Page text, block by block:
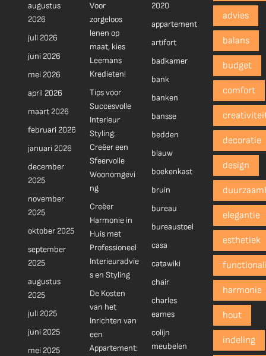
augustus
2026
juli 2026
juni 2026
mei 2026
april 2026
maart 2026
februari 2026
januari 2026
december
2025
november
2025
oktober 2025
september
2025
augustus
2025
juli 2025
juni 2025
mei 2025
Voor
zorgeloos
lenen op
maat, kies
Leemans
Kredieten!
Tips voor
Succesvolle
Interieur
Styling:
Creëer een
Sfeervolle
Woonomgevi
ng
Creëer
Harmonie in
Huis met
Professioneel
Interieuradvie
s en Styling
De Kosten
van het
Inrichten van
een
Appartement:
2020
appartement
artifort
badkamer
bank
banken
bansse
bedden
blauw
boekenkast
bruin
bureau
bureaustoel
casa
catawiki
chair
charles
eames
colijn
meubelen
advies
balans
budget
comfort
decoratie
design
elegantie
esthetiek
harmonie
hout
indeling